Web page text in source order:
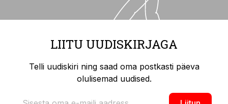
LIITU UUDISKIRJAGA
Telli uudiskiri ning saad oma postkasti päeva
olulisemad uudised.